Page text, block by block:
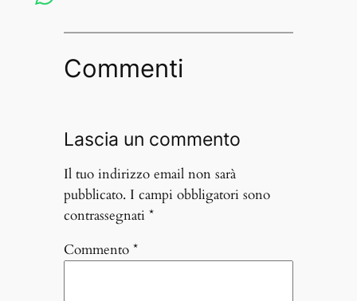
Commenti
Lascia un commento
Il tuo indirizzo email non sarà
pubblicato. I campi obbligatori sono
contrassegnati *
Commento *